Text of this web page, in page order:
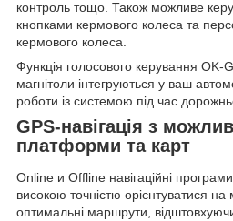
контроль тощо. Також можливе
кнопками кермового колеса та
кермового колеса.
Функція голосового керування OK-
магнітоли інтегруються у ваш
роботи із системою під час
GPS-навігація з
платформи та карт
Online и Offline навігаційні
високою точністю орієнтуватися на
оптимальні маршрути,